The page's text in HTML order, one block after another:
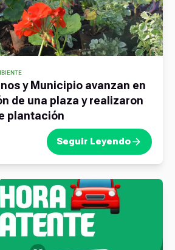
y Municipio avanzan en
de una plaza y realizaron
plantación
Seguir Leyendo